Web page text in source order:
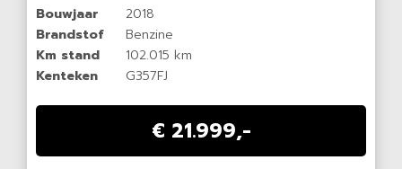
Bouwjaar
2018
Brandstof
Benzine
Km stand
102.015 km
Kenteken
G357FJ
€ 21.999,-